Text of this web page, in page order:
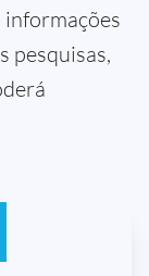
pesquisas,